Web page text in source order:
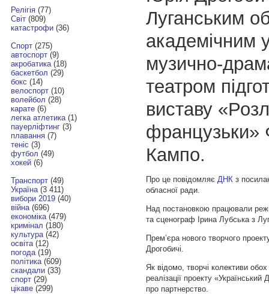
Релігія(77)
Світ(809)
катастрофи(36)
Спорт(275)
автоспорт(9)
акробатика(18)
баскетбол (29)
бокс (14)
велоспорт(10)
волейбол (28)
карате(6)
легка атлетика(1)
пауерліфтинг(3)
плавання(7)
теніс (3)
футбол (49)
хокей(6)
Транспорт(49)
Україна(3 411)
вибори 2019(40)
війна(696)
економіка(479)
кримінал (180)
культура(42)
освіта(12)
погода(19)
політика(609)
скандали(33)
спорт(29)
цікаве(299)
Луганським
академічним
музично-
театром
виставу
французьки»
Кампо.
Про це повідомляє ДНК з
обласної ради.
Над постановкою працювали
та сценограф Ірина Лубська з
Прем’єра нового творчого
Дрогобичі.
Як відомо, творчі колективи
реалізації проекту
про партнерство.